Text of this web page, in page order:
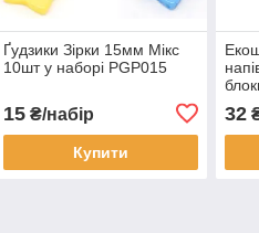
Ґудзики Зірки 15мм Мікс
10шт у наборі PGP015
15₴/набір
Купити
32